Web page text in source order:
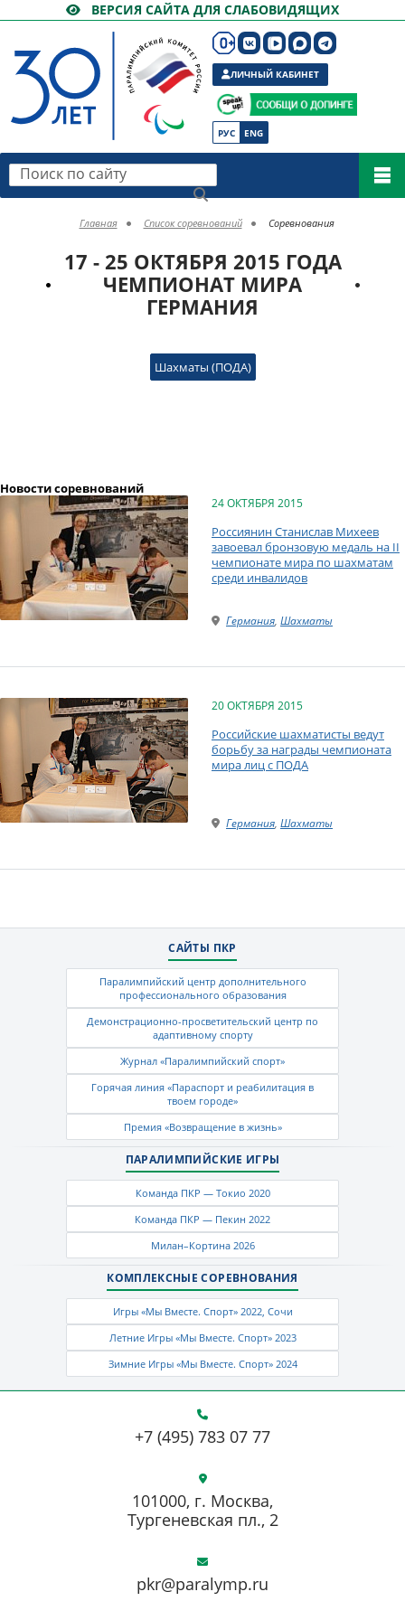
ВЕРСИЯ САЙТА ДЛЯ СЛАБОВИДЯЩИХ
РУС ENG
ЛИЧНЫЙ КАБИНЕТ
Поиск по сайту
Главная Список соревнований Соревнования
17 - 25 ОКТЯБРЯ 2015 ГОДА
ЧЕМПИОНАТ МИРА
ГЕРМАНИЯ
Шахматы (ПОДА)
Новости соревнований
24 ОКТЯБРЯ 2015
Россиянин Станислав Михеев
завоевал бронзовую медаль на II
чемпионате мира по шахматам
среди инвалидов
Германия, Шахматы
20 ОКТЯБРЯ 2015
Российские шахматисты ведут
борьбу за награды чемпионата
мира лиц с ПОДА
Германия, Шахматы
САЙТЫ ПКР
Паралимпийский центр дополнительного
профессионального образования
Демонстрационно-просветительский центр по
адаптивному спорту
Журнал «Паралимпийский спорт»
Горячая линия «Параспорт и реабилитация в
твоем городе»
Премия «Возвращение в жизнь»
ПАРАЛИМПИЙСКИЕ ИГРЫ
Команда ПКР — Токио 2020
Команда ПКР — Пекин 2022
Милан–Кортина 2026
КОМПЛЕКСНЫЕ СОРЕВНОВАНИЯ
Игры «Мы Вместе. Спорт» 2022, Сочи
Летние Игры «Мы Вместе. Спорт» 2023
Зимние Игры «Мы Вместе. Спорт» 2024
+7 (495) 783 07 77
pkr@paralymp.ru
101000, г. Москва,
Тургеневская пл., 2